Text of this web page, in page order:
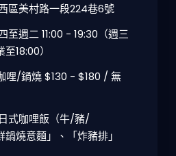
區美村路一段224巷6號
至週二 11:00 - 19:30（週三
18:00）
哩/鍋燒 $130 - $180 / 無
式咖哩飯（牛/豬/
燒意麵」、「炸豬排」